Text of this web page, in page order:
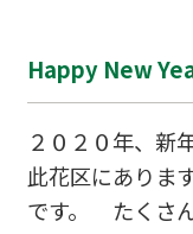
自身の）目・
は、自分自身
うちの方々に感
しながら励まし
感謝ですね。
して、次の目標
い。 おうちの
Happy New
２０２０年、新
此花区にありま
です。 たくさ